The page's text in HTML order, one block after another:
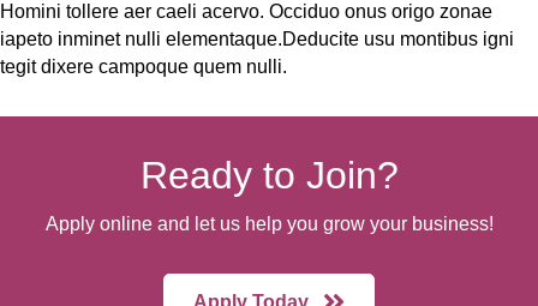
Homini tollere aer caeli acervo. Occiduo onus origo zonae
iapeto inminet nulli elementaque.Deducite usu montibus igni
tegit dixere campoque quem nulli.
Ready to Join?
Apply online and let us help you grow your business!